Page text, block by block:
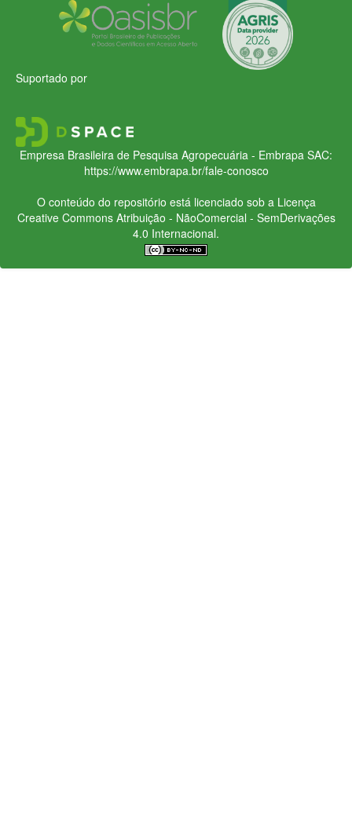
Suportado por
Empresa Brasileira de Pesquisa Agropecuária - Embrapa SAC:
https://www.embrapa.br/fale-conosco
O conteúdo do repositório está licenciado sob a Licença
Creative CommonsAtribuição - NãoComercial - SemDerivações
4.0 Internacional.